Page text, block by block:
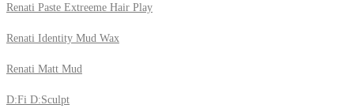
Renati Paste Extreeme Hair Play
Renati Identity Mud Wax
Renati Matt Mud
D:Fi D:Sculpt